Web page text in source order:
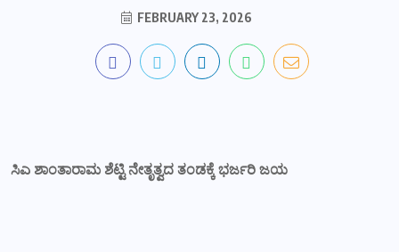
FEBRUARY 23, 2026
ಸಿಎ ಶಾಂತಾರಾಮ ಶೆಟ್ಟಿ ನೇತೃತ್ವದ ತಂಡಕ್ಕೆ ಭರ್ಜರಿ ಜಯ